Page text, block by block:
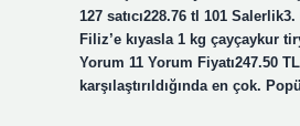
127 satıcı228.76 tl 101
Filiz’e kıyasla 1 kg çayçaykur
Yorum 11 Yorum Fiyatı247.50
karşılaştırıldığında en çok.